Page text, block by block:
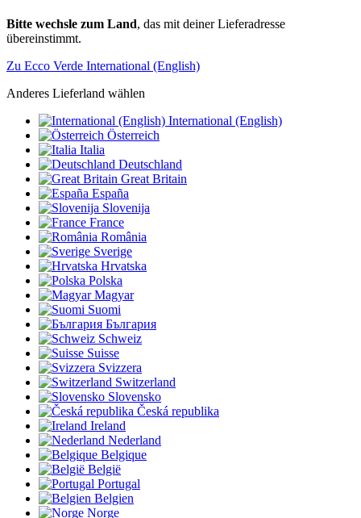
Bitte wechsle zum Land, das mit deiner Lieferadresse
übereinstimmt.
Zu Ecco Verde International (English)
Anderes Lieferland wählen
International (English)
Österreich
Italia
Deutschland
Great Britain
España
Slovenija
France
România
Sverige
Hrvatska
Polska
Magyar
Suomi
България
Schweiz
Suisse
Svizzera
Switzerland
Slovensko
Česká republika
Ireland
Nederland
Belgique
België
Portugal
Belgien
Norge